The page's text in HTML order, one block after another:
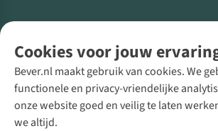
Cookies voor jouw
Bever.nl maakt gebruik van cookies. We
functionele en privacy-vriendelijke
onze website goed en veilig te laten
we altijd.
Direct advies van een Buitenexpert